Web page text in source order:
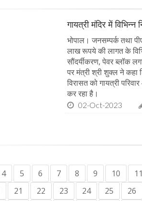
गायत्री मंदिर में विभिन्न
भोपाल। जनसम्पर्क तथा
लाख रूपये की लागत के
सौंदर्यीकरण, पेवर ब्लॉक
पर मंत्री श्री शुक्ल ने कहा
विरासत को गायत्री
कर रहा है।
02-Oct-2023
4 5 6 7 8 9 10
21 22 23 24 25
26